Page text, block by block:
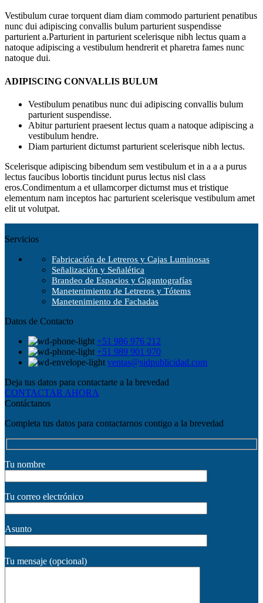
Vestibulum curae torquent diam diam commodo parturient penatibus
nunc dui adipiscing convallis bulum parturient suspendisse
parturient a.Parturient in parturient scelerisque nibh lectus quam a
natoque adipiscing a vestibulum hendrerit et pharetra fames nunc
natoque dui.
ADIPISCING CONVALLIS BULUM
Vestibulum penatibus nunc dui adipiscing convallis bulum
parturient suspendisse.
Abitur parturient praesent lectus quam a natoque adipiscing a
vestibulum hendre.
Diam parturient dictumst parturient scelerisque nibh lectus.
Scelerisque adipiscing bibendum sem vestibulum et in a a a purus
lectus faucibus lobortis tincidunt purus lectus nisl class
eros.Condimentum a et ullamcorper dictumst mus et tristique
elementum nam inceptos hac parturient scelerisque vestibulum amet
elit ut volutpat.
Servicios
Fabricación de Letreros y Cajas Luminosas
Señalización y Señalética
Brandeo de Espacios y Gigantografías
Manetenimiento de Letreros y Tótems
Manetenimiento de Fachadas
Datos de Contacto
+51 986 976 212
+51 989 901 970
ventas@sidpublicidad.com
Deja tus datos para contactarte a la brevedad
CONTACTAR AHORA
Contáctanos
Completa tus datos para contactarnos contigo a la brevedad
Tu nombre
Tu correo electrónico
Asunto
Tu mensaje (opcional)